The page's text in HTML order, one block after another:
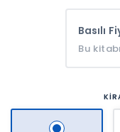
Basılı
Bu